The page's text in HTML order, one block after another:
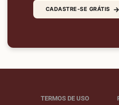
CADASTRE-SE GRÁTIS →
TERMOS DE USO